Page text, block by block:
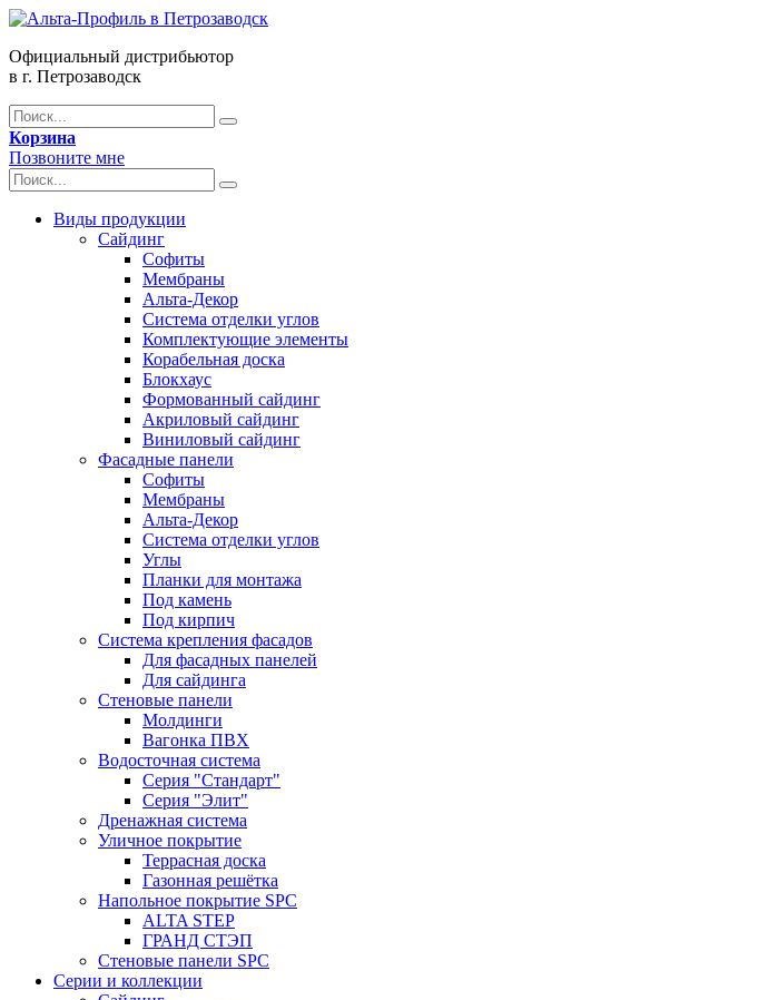
Официальный дистрибьютор
в г. Петрозаводск
Корзина
Позвоните мне
Виды продукции
Сайдинг
Софиты
Мембраны
Альта-Декор
Система отделки углов
Комплектующие элементы
Корабельная доска
Блокхаус
Формованный сайдинг
Акриловый сайдинг
Виниловый сайдинг
Фасадные панели
Софиты
Мембраны
Альта-Декор
Система отделки углов
Углы
Планки для монтажа
Под камень
Под кирпич
Система крепления фасадов
Для фасадных панелей
Для сайдинга
Стеновые панели
Молдинги
Вагонка ПВХ
Водосточная система
Серия "Стандарт"
Серия "Элит"
Дренажная система
Уличное покрытие
Террасная доска
Газонная решётка
Напольное покрытие SPC
ALTA STEP
ГРАНД СТЭП
Стеновые панели SPC
Серии и коллекции